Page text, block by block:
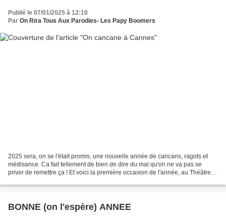
Publié le 07/01/2025 à 12:10
Par On Rira Tous Aux Parodies- Les Papy Boomers
2025 sera, on se l'était promis, une nouvelle année de cancans, ragots et
médisance. Ca fait tellement de bien de dire du mal qu'on ne va pas se
priver de remettre ça ! Et voici la première occasion de l'année, au Théâtre
BONNE (on l'espère) ANNEE